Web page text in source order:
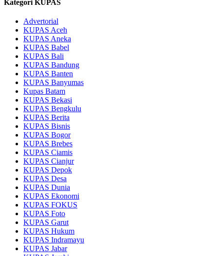
Kategori KUPAS
Advertorial
KUPAS Aceh
KUPAS Aneka
KUPAS Babel
KUPAS Bali
KUPAS Bandung
KUPAS Banten
KUPAS Banyumas
Kupas Batam
KUPAS Bekasi
KUPAS Bengkulu
KUPAS Berita
KUPAS Bisnis
KUPAS Bogor
KUPAS Brebes
KUPAS Ciamis
KUPAS Cianjur
KUPAS Depok
KUPAS Desa
KUPAS Dunia
KUPAS Ekonomi
KUPAS FOKUS
KUPAS Foto
KUPAS Garut
KUPAS Hukum
KUPAS Indramayu
KUPAS Jabar